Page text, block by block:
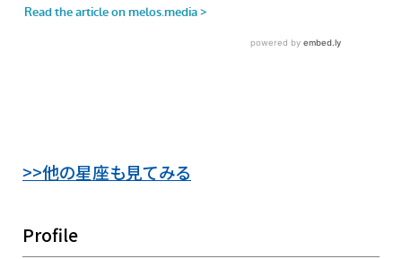
>>他の星座も見てみる
Profile